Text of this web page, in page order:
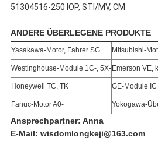
51304516-250 IOP, STI/MV, CM
ANDERE ÜBERLEGENE PRODUKTE
Yasakawa-Motor, Fahrer SG Mitsubishi-
Westinghouse-Module 1C-, 5X- Emerson VE,
Honeywell TC, TK GE-Module IC
Fanuc-Motor A0- Yokogawa-
Ansprechpartner: Anna
E-Mail: wisdomlongkeji@163.com